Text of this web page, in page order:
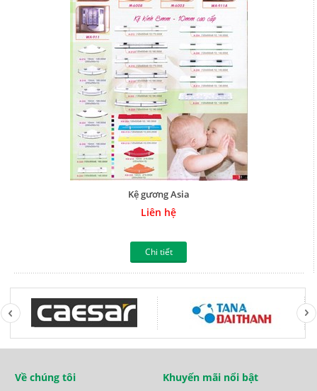
Kệ gương Asia
Liên hệ
Chi tiết
Về chúng tôi Khuyến mãi nổi bật